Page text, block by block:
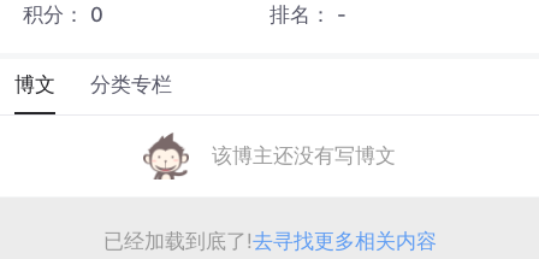
积分： 0 排名： -
博文 分类专栏
该博主还没有写博文
已经加载到底了!去寻找更多相关内容